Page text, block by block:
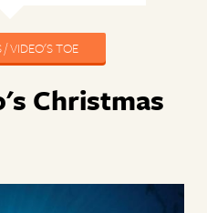
VIDEO'S TOE
Christmas